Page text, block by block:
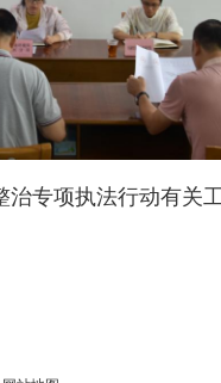
专项执法行动有关工